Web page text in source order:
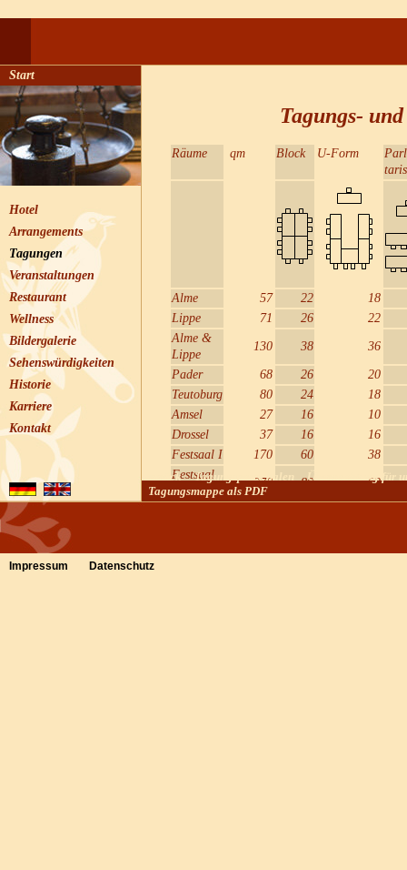
Tagungs-
Räume qm Block U-Form
Alme 57 22
18
Lippe
71 26
22
Alme &
Lippe
130 38 36
Pader 68 26
20
Teutoburg
80 24
18
Amsel
27 16
10
Drossel
37 16
16
Festsaal I
170 60
38
Festsaal
II
270 80 62
Start
Hotel
Arrangements
Tagungen
Veranstaltungen
Restaurant
Wellness
Bildergalerie
Sehenswürdigkeiten
Historie
Karriere
Kontakt
zurück Tagungspauschalen
Übernachtung für
Tagungsmappe als PDF
Impressum Datenschutz